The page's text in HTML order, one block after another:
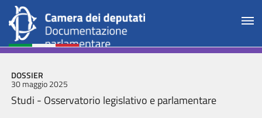
DOSSIER
30 maggio 2025
Studi - Osservatorio legislativo e parlamentare